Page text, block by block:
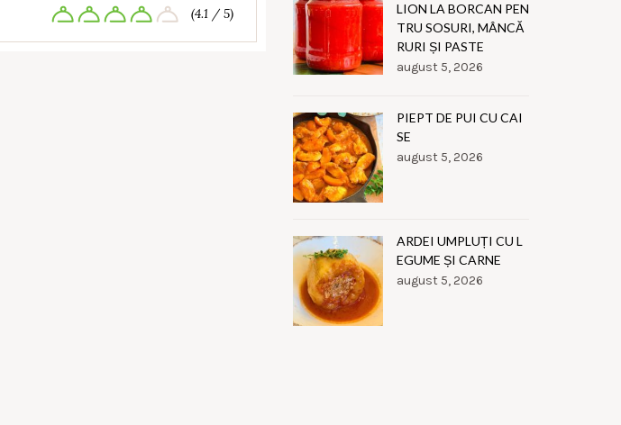
(4.1 / 5)
LION LA BORCAN PEN
TRU SOSURI, MÂNCĂ
RURI ȘI PASTE
august 5, 2026
PIEPT DE PUI CU CAI
SE
august 5, 2026
ARDEI UMPLUȚI CU L
EGUME ȘI CARNE
august 5, 2026